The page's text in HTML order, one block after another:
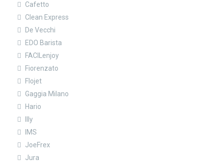
Cafetto
Clean Express
De Vecchi
EDO Barista
FACILenjoy
Fiorenzato
Flojet
Gaggia Milano
Hario
Illy
IMS
JoeFrex
Jura